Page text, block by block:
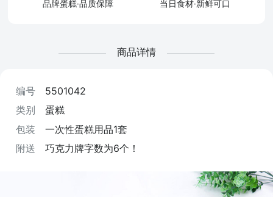
品牌蛋糕·品质保障 当日食材·新鲜可口
商品详情
编号
5501042
类别
蛋糕
包装
一次性蛋糕用品1套
附送
巧克力牌字数为6个！